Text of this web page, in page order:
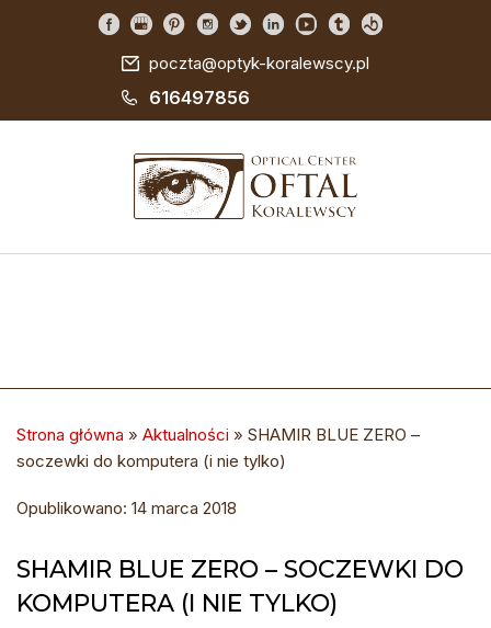
poczta@optyk-koralewscy.pl
616497856
Strona główna » Aktualności » SHAMIR BLUE ZERO –
soczewki do komputera (i nie tylko)
Opublikowano: 14 marca 2018
SHAMIR BLUE ZERO – SOCZEWKI DO
KOMPUTERA (I NIE TYLKO)